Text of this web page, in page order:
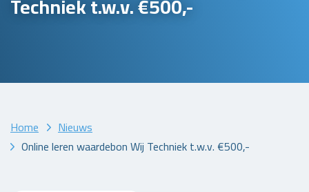
Home
Nieuws
Online leren waardebon Wij Techniek t.w.v. €500,-